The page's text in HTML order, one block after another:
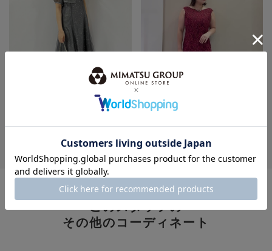
身長：154cm
身長：163cm
MORE
このスタッフの
その他のコーディネート